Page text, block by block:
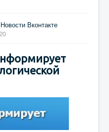
Вконтакте